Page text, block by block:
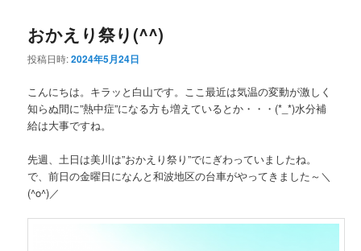
おかえり祭り(^^)
投稿日時:2024年5月24日
こんにちは。キラッと白山です。ここ最近は気温の変動が激しく
知らぬ間に”熱中症”になる方も増えているとか・・・(*_*)水分補
給は大事ですね。
先週、土日は美川は”おかえり祭り”でにぎわっていましたね。
で、前日の金曜日になんと和波地区の台車がやってきました～＼
(^o^)／